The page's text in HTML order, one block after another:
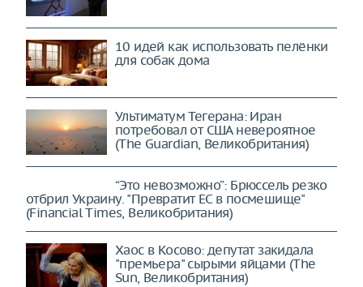
10 идей как использовать пелёнки
для собак дома
Ультиматум Тегерана: Иран
потребовал от США невероятное
(The Guardian, Великобритания)
“Это невозможно”: Брюссель резко
отбрил Украину. "Превратит ЕС в посмешище"
(Financial Times, Великобритания)
Хаос в Косово: депутат закидала
"премьера" сырыми яйцами (The
Sun, Великобритания)